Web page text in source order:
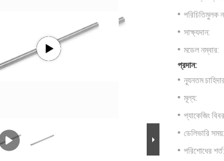
পরিচিতিমুলক
সাক্ষ্যদান:
মডেল নম্বার:
প্রদান:
ন্যূনতম
মূল্য:
প্যাকেজিং
ডেলিভারি সময়:
পরিশোধের শর্ত: